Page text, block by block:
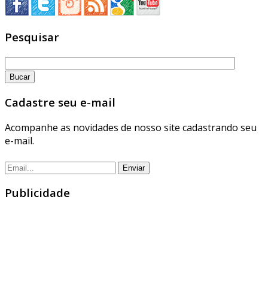
Pesquisar
Cadastre seu e-mail
Acompanhe as novidades de nosso site cadastrando seu
e-mail.
Publicidade